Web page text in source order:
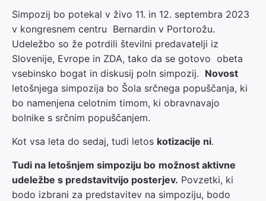
Simpozij bo potekal v živo 11. in 12. septembra 2023
v kongresnem centru Bernardin v Portorožu.
Udeležbo so že potrdili številni predavatelji iz
Slovenije, Evrope in ZDA, tako da se gotovo obeta
vsebinsko bogat in diskusij poln simpozij. Novost
letošnjega simpozija bo Šola srčnega popuščanja, ki
bo namenjena celotnim timom, ki obravnavajo
bolnike s srčnim popuščanjem.
Kot vsa leta do sedaj, tudi letos kotizacije ni.
Tudi na letošnjem simpoziju bo možnost aktivne
udeležbe s predstavitvijo posterjev. Povzetki, ki
bodo izbrani za predstavitev na simpoziju, bodo